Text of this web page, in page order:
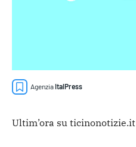
AgenziaItalPress
Ultim’ora su ticinonotizie.it